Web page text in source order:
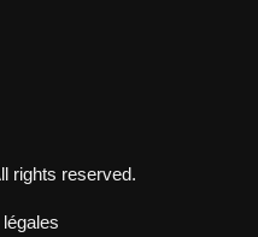
rights reserved.